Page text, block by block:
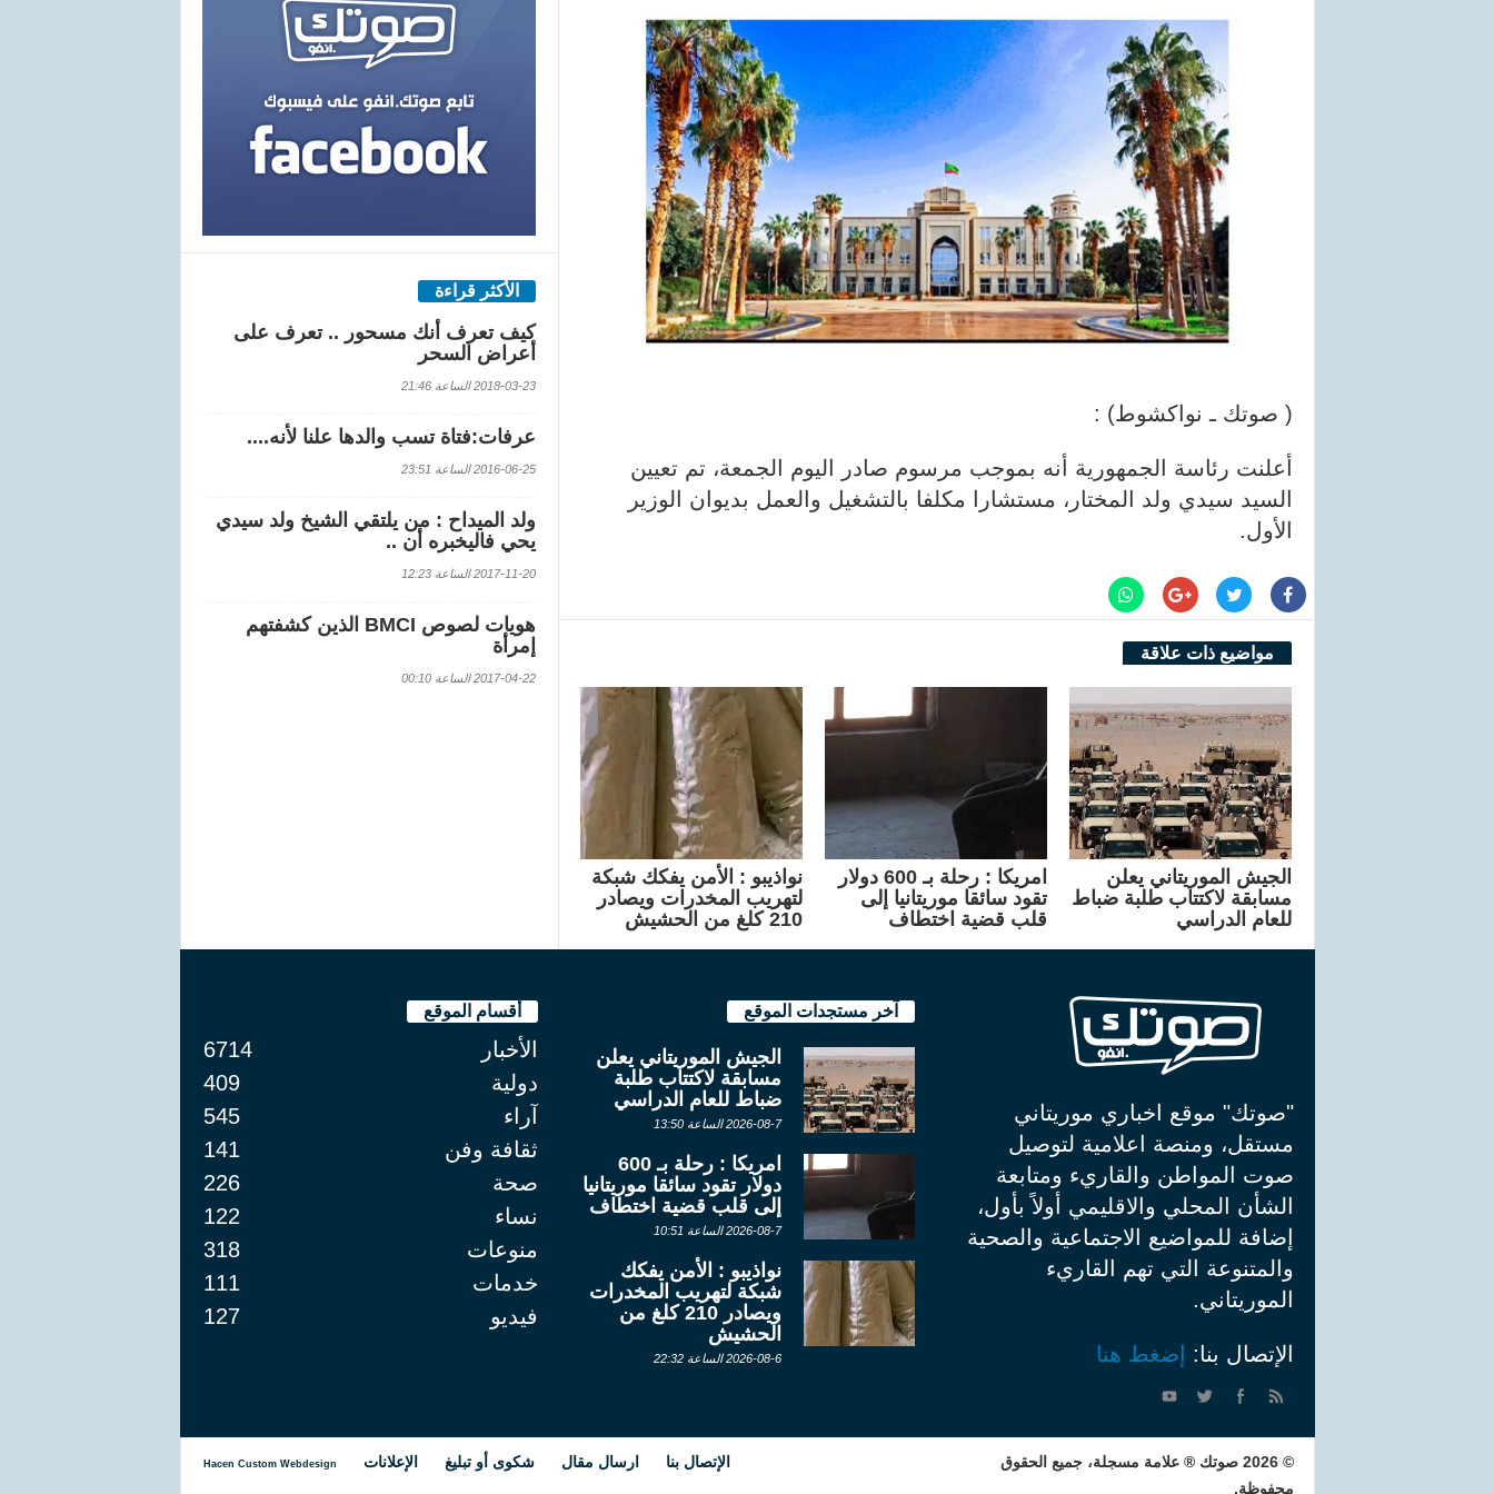
( صوتك ـ نواكشوط) :
أعلنت رئاسة الجمهورية أنه بموجب مرسوم صادر اليوم الجمعة، تم تعيين
السيد سيدي ولد المختار، مستشارا مكلفا بالتشغيل والعمل بديوان الوزير
الأول.
مواضيع ذات علاقة
الجيش الموريتاني يعلن
مسابقة لاكتتاب طلبة ضباط
للعام الدراسي
امريكا : رحلة بـ 600 دولار
تقود سائقا موريتانيا إلى
قلب قضية اختطاف
نواذيبو : الأمن يفكك شبكة
لتهريب المخدرات ويصادر
210 كلغ من الحشيش
الأكثر قراءة
كيف تعرف أنك مسحور .. تعرف على
أعراض السحر
2018-03-23 الساعة 21:46
عرفات:فتاة تسب والدها علنا لأنه....
2016-06-25 الساعة 23:51
ولد الميداح : من يلتقي الشيخ ولد سيدي
يحي فاليخبره أن ..
2017-11-20 الساعة 12:23
هويات لصوص BMCI الذين كشفتهم
إمرأة
2017-04-22 الساعة 00:10
"صوتك" موقع اخباري موريتاني
مستقل، ومنصة اعلامية لتوصيل
صوت المواطن والقاريء ومتابعة
الشأن المحلي والاقليمي أولاً بأول،
إضافة للمواضيع الاجتماعية والصحية
والمتنوعة التي تهم القاريء
الموريتاني.
الإتصال بنا: إضغط هنا
آخر مستجدات الموقع
الجيش الموريتاني يعلن
مسابقة لاكتتاب طلبة
ضباط للعام الدراسي
2026-08-7 الساعة 13:50
امريكا : رحلة بـ 600
دولار تقود سائقا موريتانيا
إلى قلب قضية اختطاف
2026-08-7 الساعة 10:51
نواذيبو : الأمن يفكك
شبكة لتهريب المخدرات
ويصادر 210 كلغ من
الحشيش
2026-08-6 الساعة 22:32
أقسام الموقع
الأخبار
6714
دولية
409
آراء
545
ثقافة وفن
141
صحة
226
نساء
122
منوعات
318
خدمات
111
فيديو
127
© 2026 صوتك ® علامة مسجلة، جميع الحقوق
محفوظة.
الإتصال بنا ارسال مقال شكوى أو تبليغ الإعلانات Hacen Custom Webdesign